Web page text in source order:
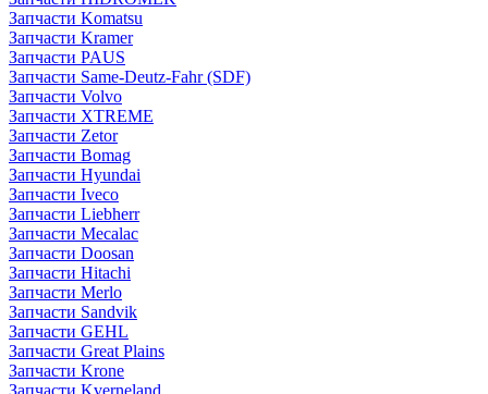
Запчасти Komatsu
Запчасти Kramer
Запчасти PAUS
Запчасти Same-Deutz-Fahr (SDF)
Запчасти Volvo
Запчасти XTREME
Запчасти Zetor
Запчасти Bomag
Запчасти Hyundai
Запчасти Iveco
Запчасти Liebherr
Запчасти Mecalac
Запчасти Doosan
Запчасти Hitachi
Запчасти Merlo
Запчасти Sandvik
Запчасти GEHL
Запчасти Great Plains
Запчасти Krone
Запчасти Kverneland